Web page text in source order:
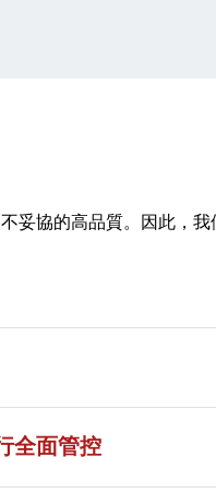
妥協的高品質。因此，我
全面管控